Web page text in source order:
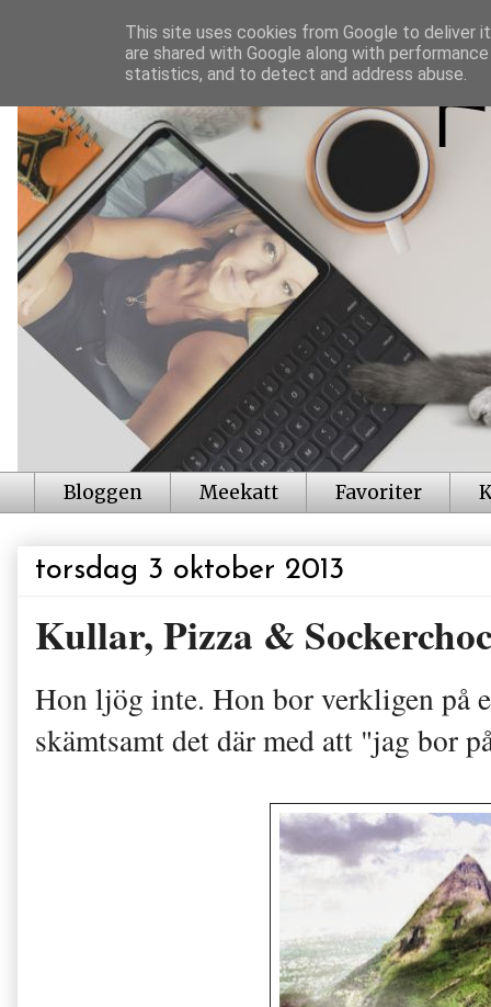
Bloggen Meekatt Favoriter
torsdag 3 oktober 2013
Kullar, Pizza &
Hon ljög inte. Hon bor verkligen på
skämtsamt det där med att "jag bor
This site uses cookies from Google to deliver
are shared with Google along with
statistics, and to detect and address abuse.